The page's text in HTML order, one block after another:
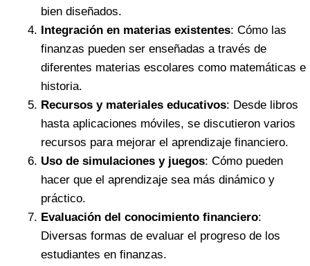
bien diseñados.
Integración en materias existentes: Cómo las
finanzas pueden ser enseñadas a través de
diferentes materias escolares como matemáticas e
historia.
Recursos y materiales educativos: Desde libros
hasta aplicaciones móviles, se discutieron varios
recursos para mejorar el aprendizaje financiero.
Uso de simulaciones y juegos: Cómo pueden
hacer que el aprendizaje sea más dinámico y
práctico.
Evaluación del conocimiento financiero:
Diversas formas de evaluar el progreso de los
estudiantes en finanzas.